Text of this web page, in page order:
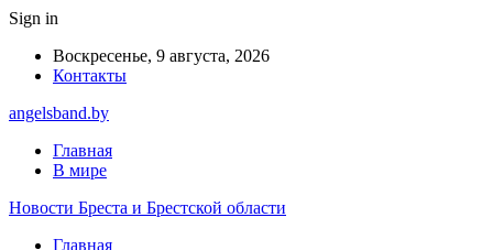
Sign in
Воскресенье, 9 августа, 2026
Контакты
angelsband.by
Главная
В мире
Новости Бреста и Брестской области
Главная